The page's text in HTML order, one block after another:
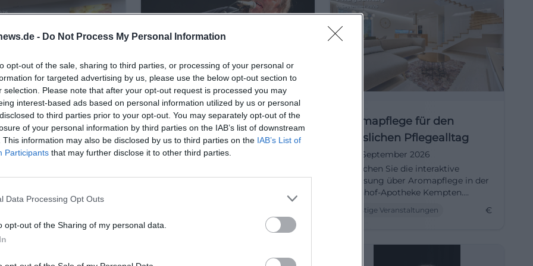
- Do Not Process My Personal Information
opt-out of the sale, sharing to third parties, or processing of your personal or
for targeted advertising by us, please use the below opt-out section to
selection. Please note that after your opt-out request is processed you may
interest-based ads based on personal information utilized by us or personal
to third parties prior to your opt-out. You may separately opt-out of the
of your personal information by third parties on the IAB’s list of downstream
This information may also be disclosed by us to third parties on the IAB’s List of
Participants that may further disclose it to other third parties.
Data Processing Opt Outs
opt-out of the Sharing of my personal data.
& Lanzinger:
Falls the Same
Day
2026
Rauminstallation
Kunst anders.
BR Brettl-Spitzen LIVE
7. September 2026
Am 7. September 2026 erwartet Sie
bayerischer Musik und humorvoller
Aromapflege für den
häuslichen Pflegealltag
9. September 2026
Besuchen Sie die interaktive
Vorlesung über Aromapflege in der
Bahnhof-Apotheke Kempten.
Anwendung ätherischer Öle im
Sonstige Veranstaltungen €